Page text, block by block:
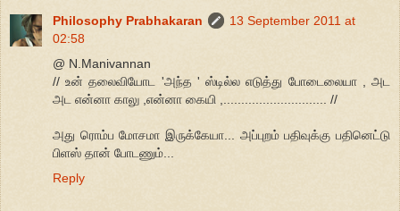
Philosophy Prabhakaran
13 September 2011 at
02:58
@ N.Manivannan
// உன் தலைவியோட 'அந்த ' ஸ்டில்ல எடுத்து போடைலையா , அட
அட என்னா காலு ,என்னா கையி ,............................. //
அது ரொம்ப மோசமா இருக்கேயா... அப்புறம் பதிவுக்கு பதினெட்டு
பிளஸ் தான் போடணும்...
Reply